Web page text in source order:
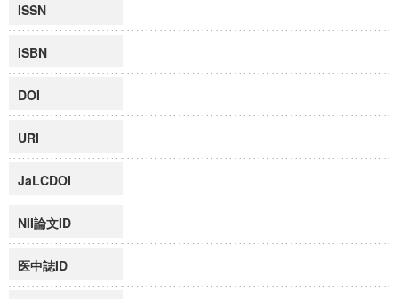
ISSN
ISBN
DOI
URI
JaLCDOI
NII論文ID
医中誌ID